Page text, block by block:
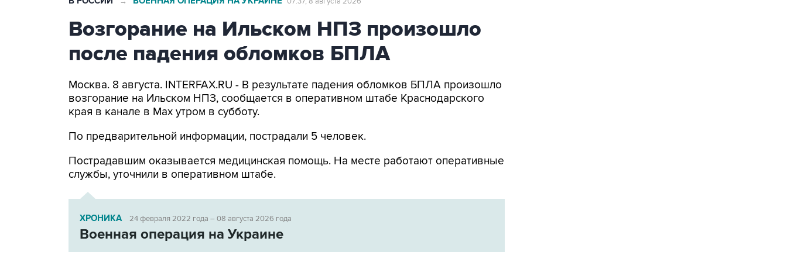
Возгорание на Ильском НПЗ произошло
после падения обломков БПЛА
Москва. 8 августа. INTERFAX.RU - В результате падения обломков БПЛА произошло
возгорание на Ильском НПЗ, сообщается в оперативном штабе Краснодарского
края в канале в Max утром в субботу.
По предварительной информации, пострадали 5 человек.
Пострадавшим оказывается медицинская помощь. На месте работают оперативные
службы, уточнили в оперативном штабе.
ХРОНИКА 24 февраля 2022 года – 08 августа 2026 года
Военная операция на Украине